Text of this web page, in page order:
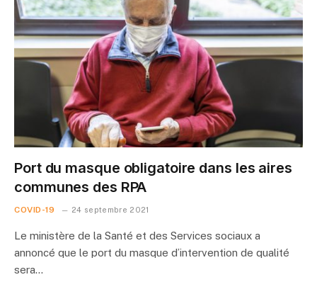
Port du masque obligatoire dans les aires
communes des RPA
COVID-19 24 septembre 2021
Le ministère de la Santé et des Services sociaux a
annoncé que le port du masque d’intervention de qualité
sera…